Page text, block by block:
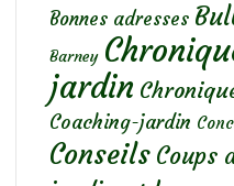
Bonnes adresses
Barney
jardin
Coaching-jardin
Conseils Coups